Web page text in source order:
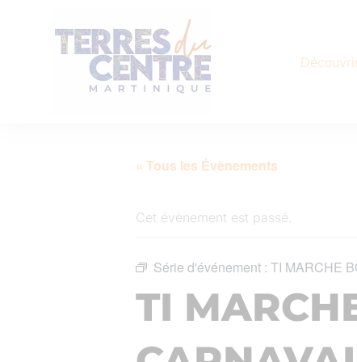
« Tous les Évènements
Cet évènement est passé.
Série d'événement : TI MARCHE
TI